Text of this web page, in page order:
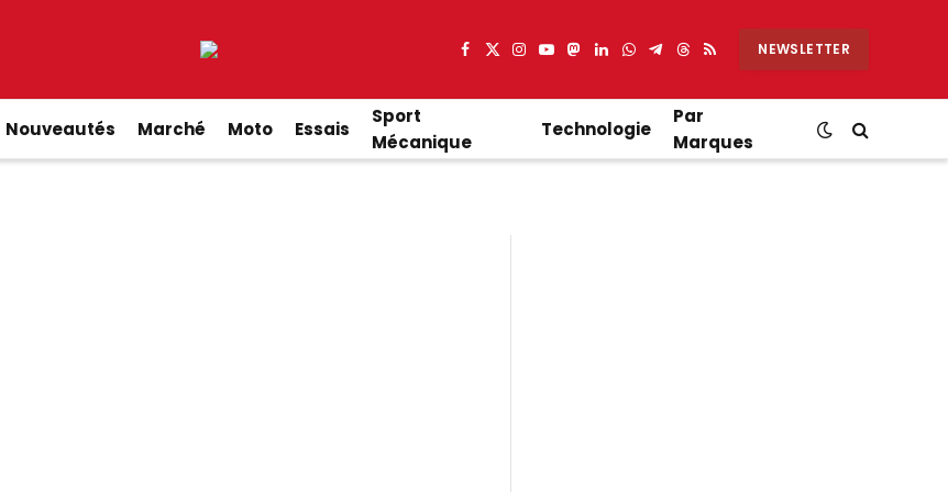
Facebook
X
Instagram
YouTube
Mastodon
LinkedIn
WhatsApp
Partager
Telegram
Threads
RSS NEWSLETTER
Nouveautés Marché Moto Essais
Sport
Mécanique
Technologie
Par
Marques